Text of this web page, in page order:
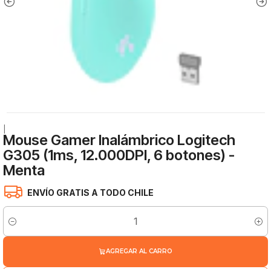
Mouse Gamer Inalámbrico Logitech
G305 (1ms, 12.000DPI, 6 botones) -
Menta
ENVÍO GRATIS A TODO CHILE
Cantidad
AGREGAR AL CARRO